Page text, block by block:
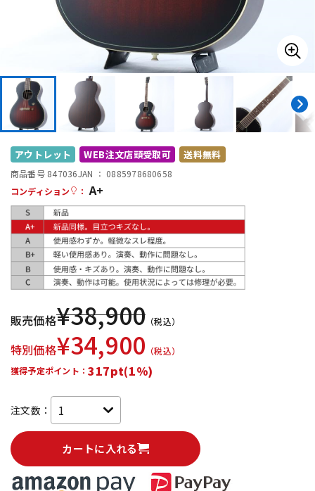
アンプ エフェクター
DTM
DTM オンライン納品 レコーディング機器
配信/ライブ機器
中古 ヴィンテージ
アウトレット WEB注文店頭受取可 送料無料
商品番号 847036JAN ： 0885978680658
コンディション
： A+
販売価格¥38,900 （税込）
特別価格¥34,900 （税込）
獲得予定ポイント：317pt(1%)
注文数：
カートに入れる